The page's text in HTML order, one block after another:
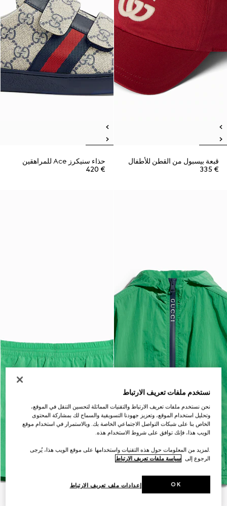
قبعة بيسبول من القطن للأطفال
€ 335
حذاء سنيكرز Ace للمراهقين
€ 420
نستخدم ملفات تعريف الارتباط
نحن نستخدم ملفات تعريف الارتباط والتقنيات المماثلة لتحسين التنقل في الموقع،
وتحليل استخدام الموقع، وتعزيز جهودنا التسويقية والسماح لك بمشاركة المحتوى
الخاص بنا على شبكات التواصل الاجتماعي الخاصة بك. وبالاستمرار في استخدام موقع
الويب هذا، فإنك توافق على شروط الاستخدام هذه.
.لمزيد من المعلومات حول هذه التقنيات واستخدامها على موقع الويب هذا، يُرجى
الرجوع إلى سياسة ملفات تعريف الارتباط
إعدادات ملف تعريف الارتباط OK